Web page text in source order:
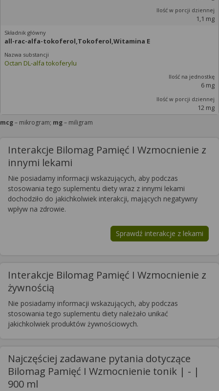
1,1 mg
all-rac-alfa-tokoferol,Tokoferol,Witamina E
Octan DL-alfa tokoferylu
6 mg
12 mg
mcg– mikrogram; mg– miligram
Interakcje Bilomag Pamięć I Wzmocnienie z
innymi lekami
Nie posiadamy informacji wskazujących, aby podczas
stosowania tego suplementu diety wraz z innymi lekami
dochodziło do jakichkolwiek interakcji, mających negatywny
wpływ na zdrowie.
Sprawdź interakcje z lekami
Interakcje Bilomag Pamięć I Wzmocnienie z
żywnością
Nie posiadamy informacji wskazujących, aby podczas
stosowania tego suplementu diety należało unikać
jakichkolwiek produktów żywnościowych.
Najczęściej zadawane pytania dotyczące
Bilomag Pamięć I Wzmocnienie tonik | - |
900 ml